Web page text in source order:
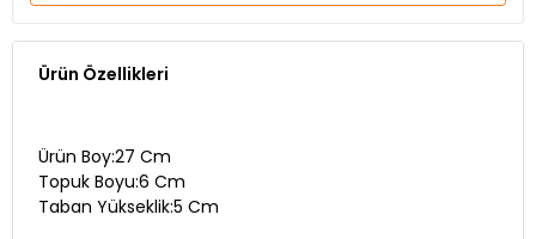
Ürün Özellikleri
Ürün Boy:27 Cm
Topuk Boyu:6 Cm
Taban Yükseklik:5 Cm